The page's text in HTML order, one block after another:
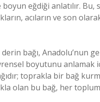
eğdiği anlatılır. Bu,
acıların ve son olarak
bağı, Anadolu’nun
boyutunu anlamak
toprakla bir bağ
olan bu bağ, her